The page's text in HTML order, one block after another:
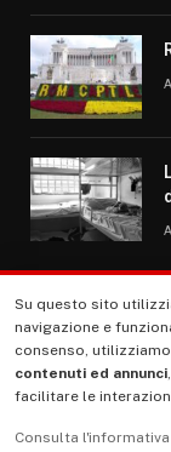
MENU
La Nostra Storia
Su questo sito
navigazione e
consenso,
contenuti ed annunci
facilitare le
Consulta